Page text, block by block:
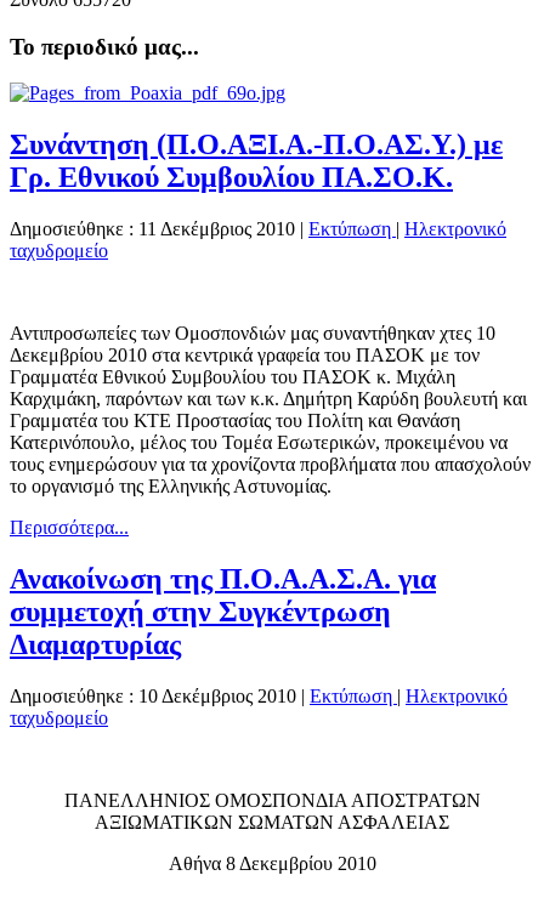
Το περιοδικό μας...
Συνάντηση (Π.Ο.ΑΞΙ.Α.-Π.Ο.ΑΣ.Υ.) με
Γρ. Εθνικού Συμβουλίου ΠΑ.ΣΟ.Κ.
Δημοσιεύθηκε : 11 Δεκέμβριος 2010 | Εκτύπωση | Ηλεκτρονικό
ταχυδρομείο
Αντιπροσωπείες των Ομοσπονδιών μας συναντήθηκαν χτες 10
Δεκεμβρίου 2010 στα κεντρικά γραφεία του ΠΑΣΟΚ με τον
Γραμματέα Εθνικού Συμβουλίου του ΠΑΣΟΚ κ. Μιχάλη
Καρχιμάκη, παρόντων και των κ.κ. Δημήτρη Καρύδη βουλευτή και
Γραμματέα του ΚΤΕ Προστασίας του Πολίτη και Θανάση
Κατερινόπουλο, μέλος του Τομέα Εσωτερικών, προκειμένου να
τους ενημερώσουν για τα χρονίζοντα προβλήματα που απασχολούν
το οργανισμό της Ελληνικής Αστυνομίας.
Περισσότερα...
Ανακοίνωση της Π.Ο.Α.Α.Σ.Α. για
συμμετοχή στην Συγκέντρωση
Διαμαρτυρίας
Δημοσιεύθηκε : 10 Δεκέμβριος 2010 | Εκτύπωση | Ηλεκτρονικό
ταχυδρομείο
ΠΑΝΕΛΛΗΝΙΟΣ ΟΜΟΣΠΟΝΔΙΑ ΑΠΟΣΤΡΑΤΩΝ
ΑΞΙΩΜΑΤΙΚΩΝ ΣΩΜΑΤΩΝ ΑΣΦΑΛΕΙΑΣ
Αθήνα 8 Δεκεμβρίου 2010